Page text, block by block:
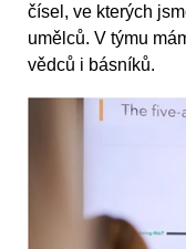
čísel, ve kterých
umělců. V týmu
vědců i básníků.